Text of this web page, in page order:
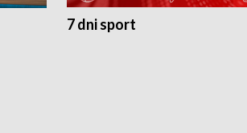
7 dni sport